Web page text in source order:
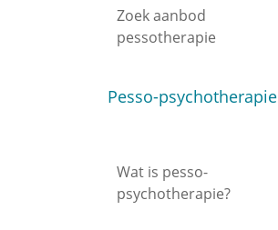
Zoek aanbod
pessotherapie
Pesso-psychotherapie
Wat is pesso-
psychotherapie?